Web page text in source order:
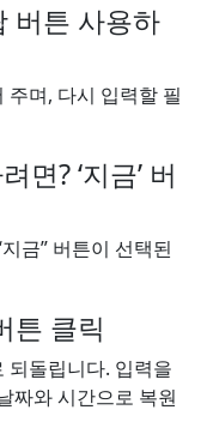
버튼 사용하
주며, 다시 입력할 필
면? ‘지금’ 버
금” 버튼이 선택된
튼 클릭
되돌립니다. 입력을
짜와 시간으로 복원